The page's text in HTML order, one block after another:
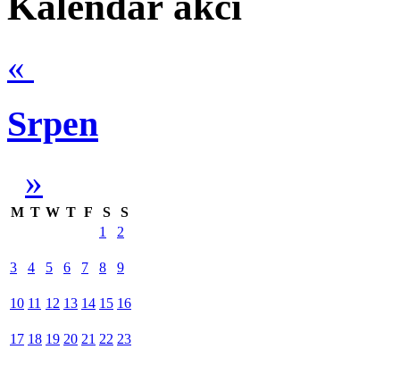
«
Srpen
»
M T W T F S
S
1
2
3 4 5 6 7 8 9
10 11 12 13 14 15 16
17 18 19 20 21 22 23